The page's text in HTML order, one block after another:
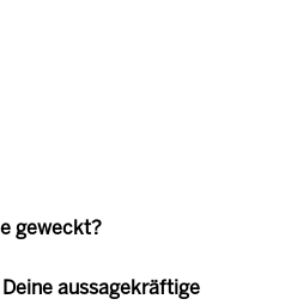
geweckt?
aussagekräftige